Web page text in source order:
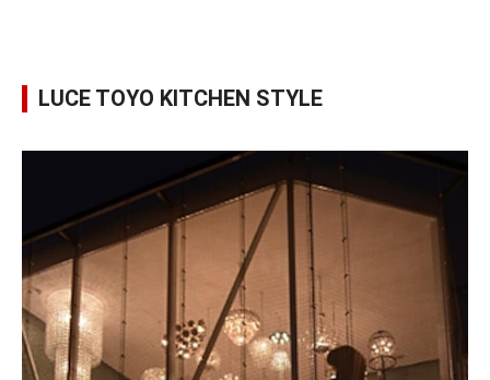
LUCE TOYO KITCHEN STYLE